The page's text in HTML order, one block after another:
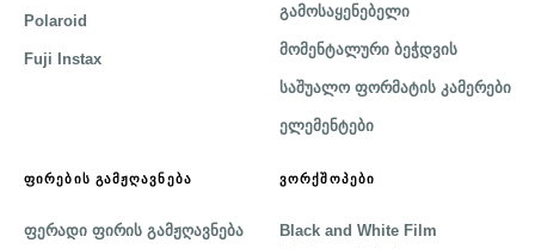
Polaroid
Fuji Instax
გამოსაყენებელი
მომენტალური ბეჭდვის
საშუალო ფორმატის კამერები
ელემენტები
ᲤᲘᲠᲔᲑᲘᲡ ᲒᲐᲛᲟᲦᲐᲕᲜᲔᲑᲐ
ფერადი ფირის გამჟღავნება
ᲕᲝᲠᲥᲨᲝᲞᲔᲑᲘ
Black and White Film